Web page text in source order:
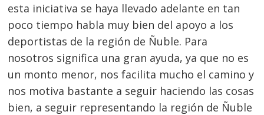
esta iniciativa se haya llevado adelante en tan
poco tiempo habla muy bien del apoyo a los
deportistas de la región de Ñuble. Para
nosotros significa una gran ayuda, ya que no es
un monto menor, nos facilita mucho el camino y
nos motiva bastante a seguir haciendo las cosas
bien, a seguir representando la región de Ñuble